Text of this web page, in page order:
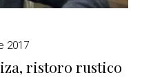
2017
ristoro rustico